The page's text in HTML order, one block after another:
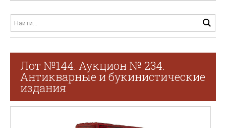
Лот №144. Аукцион № 234.
Антикварные и букинистические
издания